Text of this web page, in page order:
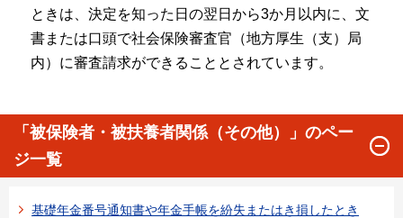
ときは、決定を知った日の翌日から3か月以内に、文
書または口頭で社会保険審査官（地方厚生（支）局
内）に審査請求ができることとされています。
「被保険者・被扶養者関係（その他）」のペー
ジ一覧
基礎年金番号通知書や年金手帳を紛失またはき損したとき